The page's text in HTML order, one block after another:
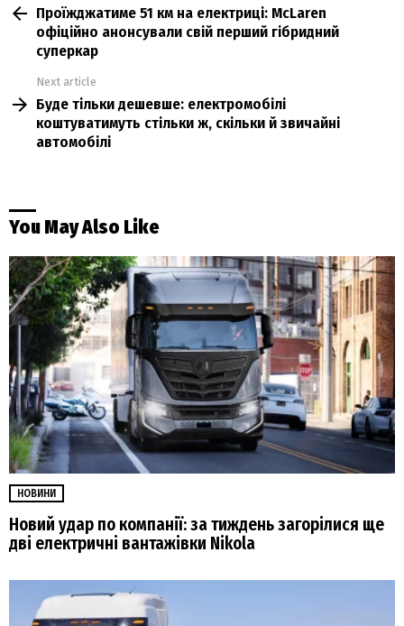
moreПроїжджатиме 51 км на електриці: McLaren
офіційно анонсували свій перший гібридний
суперкар
Next article
Буде тільки дешевше: електромобілі
коштуватимуть стільки ж, скільки й звичайні
автомобілі
You May Also Like
НОВИНИ
Новий удар по компанії: за тиждень загорілися ще
дві електричні вантажівки Nikola